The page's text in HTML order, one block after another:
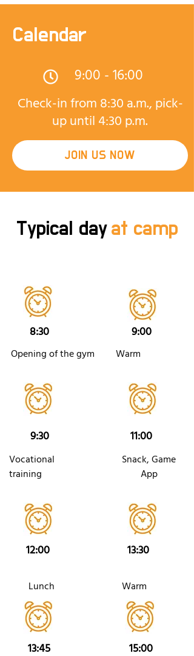
Calendar
9:00 - 16:00
Check-in from 8:30 a.m., pick-
up until 4:30 p.m.
JOIN US NOW
Typical day at camp
8:30
Opening of the gym
9:30
Vocational
training
12:00
9:00
Warm
11:00
Snack, Game
App
13:30
Lunch
13:45
Warm
15:00